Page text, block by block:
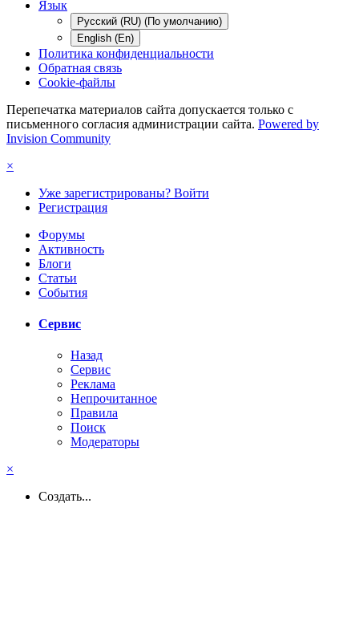
Язык
Русский (RU) (По умолчанию)
English (En)
Политика конфиденциальности
Обратная связь
Cookie-файлы
Перепечатка материалов сайта допускается только с
письменного согласия администрации сайта. Powered by
Invision Community
×
Уже зарегистрированы? Войти
Регистрация
Форумы
Активность
Блоги
Статьи
События
Сервис
Назад
Сервис
Реклама
Непрочитанное
Правила
Поиск
Модераторы
×
Создать...